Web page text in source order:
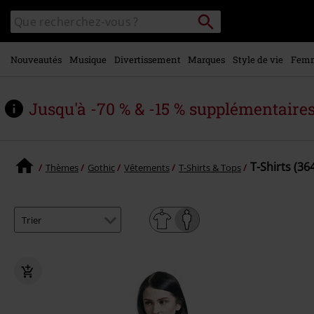
contenu
principal
Rechercher
sur
le
catalogue
Rechercher
Nouveautés Musique Divertissement Marques Style de vie
Jusqu'à -70 % & -15 %
Thèmes Gothic Vêtements T-Shirts & Tops T-Shirts